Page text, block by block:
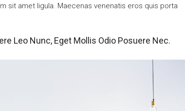
sit amet ligula. Maecenas venenatis eros quis porta
Leo Nunc, Eget Mollis Odio Posuere Nec.